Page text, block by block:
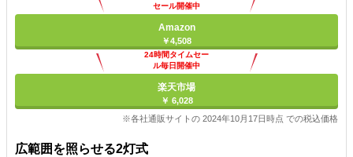
セール開催中
Amazon
￥4,508
24時間タイムセー
ル毎日開催中
楽天市場
￥ 6,028
※各社通販サイトの 2024年10月17日時点 での税込価格
広範囲を照らせる2灯式